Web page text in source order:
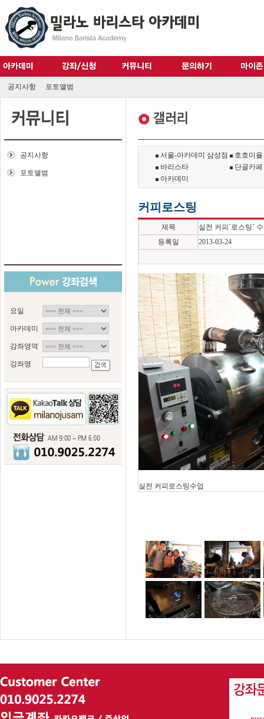
공지사항 포토앨범
공지사항
포토앨범
요일
아카데미
강좌영역
강좌명
서울-아카데미 삼성점
호호미욜
바리스타
단골카
아카데미
커피로스팅
제목
실전 커피´로스팅´
등록일
2013-03-24
실전 커피로스팅수업